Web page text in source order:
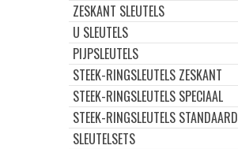
ZESKANT SLEUTELS
U SLEUTELS
PIJPSLEUTELS
STEEK-RINGSLEUTELS ZESKANT
STEEK-RINGSLEUTELS SPECIAAL
STEEK-RINGSLEUTELS STANDAARD
SLEUTELSETS